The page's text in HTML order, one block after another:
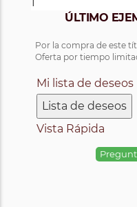
ÚLTIMO
Por la compra de este
Oferta por tiempo
Mi lista de deseos
Lista de deseos
Vista Rápida